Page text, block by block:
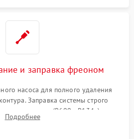
и заправка фреоном
насоса для полного удаления
Заправка системы строго
хладагента (R600a, R134a) по
рабочего давления в системе.
Подробнее